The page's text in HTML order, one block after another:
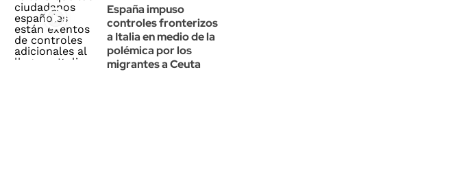
España impuso
controles fronterizos
a Italia en medio de la
polémica por los
migrantes a Ceuta